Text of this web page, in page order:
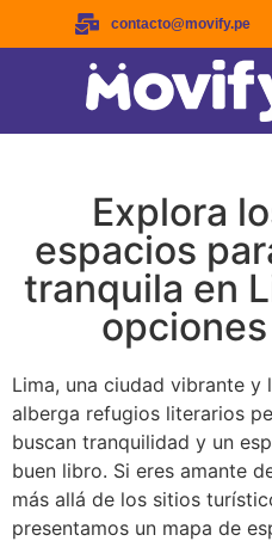
contacto@movify.pe
Explora
espacios
tranquila en
Lima, una ciudad vibrante y
alberga refugios literarios
buscan tranquilidad y un
buen libro. Si eres amante
más allá de los sitios
presentamos un mapa de